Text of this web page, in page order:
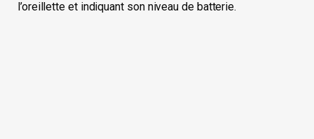
l’oreillette et indiquant son niveau de batterie.